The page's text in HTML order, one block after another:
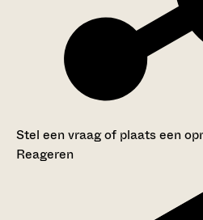
Stel een vraag of plaats een
Reageren